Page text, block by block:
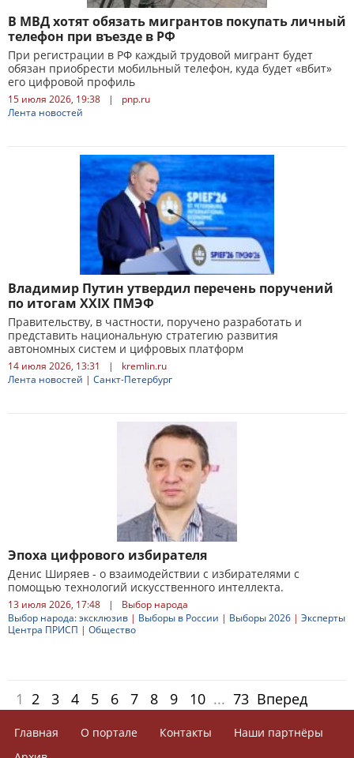
В МВД хотят обязать мигрантов покупать личный
телефон при въезде в РФ
При регистрации в РФ каждый трудовой мигрант будет
обязан приобрести мобильный телефон, куда будет «вбит»
его цифровой профиль
15 июля 2026, 19:38 |
pnp.ru
Лента новостей
Владимир Путин утвердил перечень поручений
по итогам XXIX ПМЭФ
Правительству, в частности, поручено разработать и
представить национальную стратегию развития
автономных систем и цифровых платформ
14 июля 2026, 13:31 |
kremlin.ru
Лента новостей | Санкт-Петербург
Эпоха цифрового избирателя
Денис Ширяев - о взаимодействии с избирателями с
помощью технологий искусственного интеллекта.
13 июля 2026, 17:48 |
Выбор народа
Выбор народа: эксклюзив | Выборы в России | Выборы 2026 | Эксперты
Центра ПРИСП | Общество
1 2 3 4 5 6 7 8 9 10 ... 73 Вперед
Главная О портале Контакты
Наши партнёры